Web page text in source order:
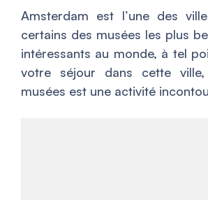
Amsterdam est l’une des
certains des musées les plus
intéressants au monde, à tel
votre séjour dans cette
musées est une activité